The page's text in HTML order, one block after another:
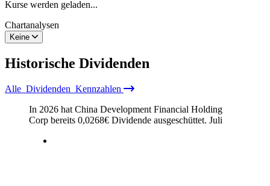
Kurse werden geladen...
Chartanalysen
Keine
Historische Dividenden
Alle Dividenden Kennzahlen
In 2026 hat China Development Financial Holding
Corp bereits 0,0268€ Dividende ausgeschüttet. Juli